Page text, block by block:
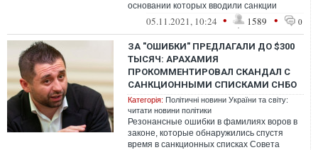
основании которых вводили санкции
против тех или иных фирм.
05.11.2021, 10:24 • 1589 • 0
ЗА "ОШИБКИ" ПРЕДЛАГАЛИ ДО $300
ТЫСЯЧ: АРАХАМИЯ
ПРОКОММЕНТИРОВАЛ СКАНДАЛ С
САНКЦИОННЫМИ СПИСКАМИ СНБО
Категорія: Політичні новини України та світу:
читати новини політики
Резонансные ошибки в фамилиях воров в
законе, которые обнаружились спустя
время в санкционных списках Совета